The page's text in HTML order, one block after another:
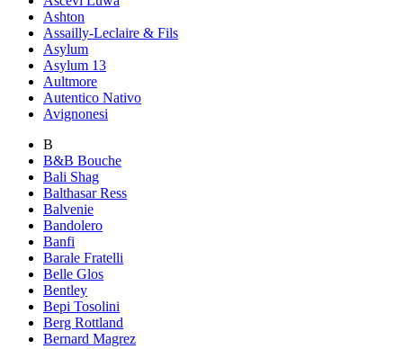
Ashton
Assailly-Leclaire & Fils
Asylum
Asylum 13
Aultmore
Autentico Nativo
Avignonesi
B
B&B Bouche
Bali Shag
Balthasar Ress
Balvenie
Bandolero
Banfi
Barale Fratelli
Belle Glos
Bentley
Bepi Tosolini
Berg Rottland
Bernard Magrez